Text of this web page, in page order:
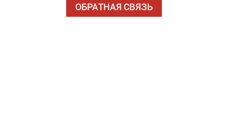
ОБРАТНАЯ СВЯЗЬ